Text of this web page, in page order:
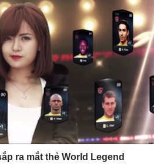
ra mắt thẻ World Legend